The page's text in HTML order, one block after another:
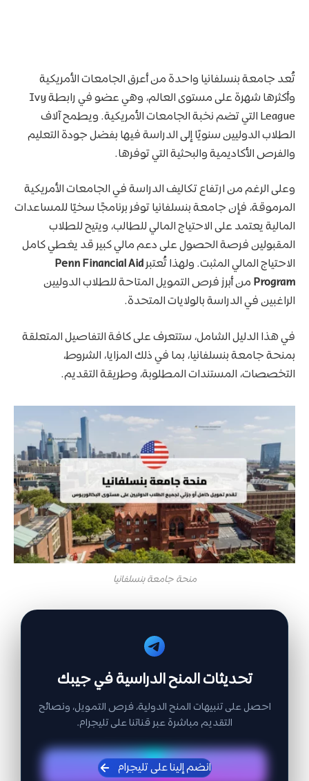
تُعد جامعة بنسلفانيا واحدة من أعرق الجامعات الأمريكية
وأكثرها شهرة على مستوى العالم، وهي عضو في رابطة Ivy
League التي تضم نخبة الجامعات الأمريكية. ويطمح آلاف
الطلاب الدوليين سنويًا إلى الدراسة فيها بفضل جودة التعليم
والفرص الأكاديمية والبحثية التي توفرها.
وعلى الرغم من ارتفاع تكاليف الدراسة في الجامعات الأمريكية
المرموقة، فإن جامعة بنسلفانيا توفر برنامجًا سخيًا للمساعدات
المالية يعتمد على الاحتياج المالي للطالب، ويتيح للطلاب
المقبولين فرصة الحصول على دعم مالي كبير قد يغطي كامل
الاحتياج المالي المثبت. ولهذا تُعتبرPenn Financial Aid
Program من أبرز فرص التمويل المتاحة للطلاب الدوليين
الراغبين في الدراسة بالولايات المتحدة.
في هذا الدليل الشامل، ستتعرف على كافة التفاصيل المتعلقة
بمنحة جامعة بنسلفانيا، بما في ذلك المزايا، الشروط،
التخصصات، المستندات المطلوبة، وطريقة التقديم.
منحة جامعة بنسلفانيا
تحديثات المنح الدراسية في جيبك
احصل على تنبيهات المنح الدولية، فرص التمويل، ونصائح
التقديم مباشرة عبر قناتنا على تليجرام.
انضم إلينا على تليجرام